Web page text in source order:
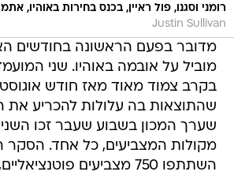
רומני וסגנו, פול ראיין, בכנס בחירות באוהיו,
Justin Sullivan
מדובר בפעם הראשונה בחודשים
מוביל על אובמה באוהיו. שני
בקרב צמוד מאוד מאז חודש
שהתוצאות בה עלולות להכריע את
מקולות המצביעים, כל אחד. הסקר
השתתפו 750 מצביעים פוטנציאליים, נערך אתמול.